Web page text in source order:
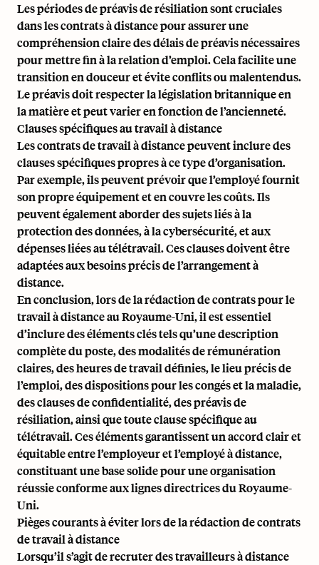
Les périodes de préavis de résiliation sont cruciales
dans les contrats à distance pour assurer une
compréhension claire des délais de préavis nécessaires
pour mettre fin à la relation d’emploi. Cela facilite une
transition en douceur et évite conflits ou malentendus.
Le préavis doit respecter la législation britannique en
la matière et peut varier en fonction de l’ancienneté.
Clauses spécifiques au travail à distance
Les contrats de travail à distance peuvent inclure des
clauses spécifiques propres à ce type d’organisation.
Par exemple, ils peuvent prévoir que l’employé fournit
son propre équipement et en couvre les coûts. Ils
peuvent également aborder des sujets liés à la
protection des données, à la cybersécurité, et aux
dépenses liées au télétravail. Ces clauses doivent être
adaptées aux besoins précis de l’arrangement à
distance.
En conclusion, lors de la rédaction de contrats pour le
travail à distance au Royaume-Uni, il est essentiel
d’inclure des éléments clés tels qu’une description
complète du poste, des modalités de rémunération
claires, des heures de travail définies, le lieu précis de
l’emploi, des dispositions pour les congés et la maladie,
des clauses de confidentialité, des préavis de
résiliation, ainsi que toute clause spécifique au
télétravail. Ces éléments garantissent un accord clair et
équitable entre l’employeur et l’employé à distance,
constituant une base solide pour une organisation
réussie conforme aux lignes directrices du Royaume-
Uni.
Pièges courants à éviter lors de la rédaction de contrats
de travail à distance
Lorsqu’il s’agit derecruter des travailleurs à distance